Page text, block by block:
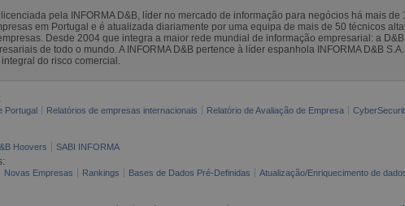
pela INFORMA D&B, líder no mercado de informação para negócios há mais de
em Portugal e é atualizada diariamente por uma equipa de mais de 50 técnicos
Desde 2004 que integra a maior rede mundial de informação empresarial: a
de todo o mundo. A INFORMA D&B pertence à líder espanhola INFORMA D&B
do risco comercial.
Portugal Relatórios de empresas internacionais Relatório de Avaliação de Empresa
Hoovers SABI INFORMA
Novas Empresas Rankings Bases de Dados Pré-Definidas Atualização/Enriquecimento de